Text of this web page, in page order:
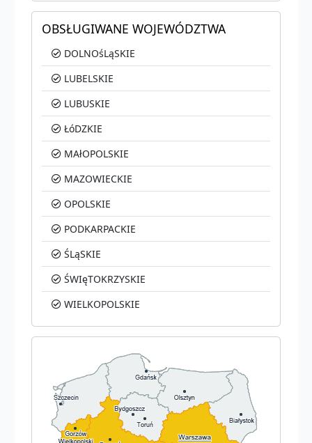
OBSŁUGIWANE WOJEWÓDZTWA
DOLNOśLąSKIE
LUBELSKIE
LUBUSKIE
ŁóDZKIE
MAłOPOLSKIE
MAZOWIECKIE
OPOLSKIE
PODKARPACKIE
ŚLąSKIE
ŚWIęTOKRZYSKIE
WIELKOPOLSKIE